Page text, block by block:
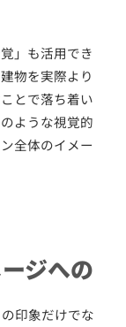
」も活用でき
物を実際より
とで落ち着い
ような視覚的
全体のイメー
ジへの
印象だけでな